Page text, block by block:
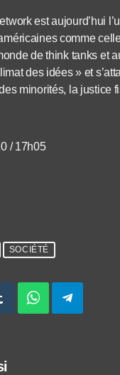
est aujourd’hui
comme
de think tanks et
des idées » et
minorités, la
/ 17h05
SOCIÉTÉ